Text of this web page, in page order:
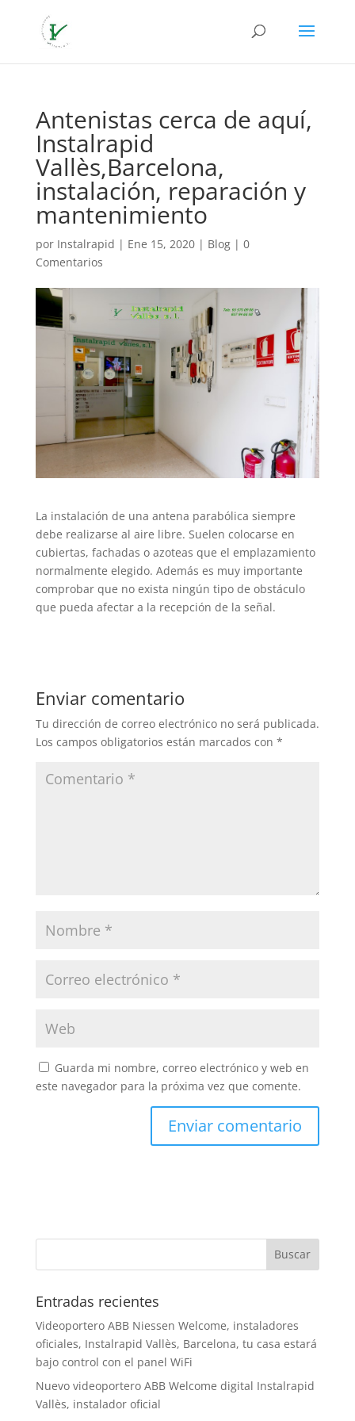
Antenistas cerca de aquí,
Instalrapid
Vallès,Barcelona,
instalación, reparación y
mantenimiento
por Instalrapid | Ene 15, 2020| Blog| 0
Comentarios
La instalación de una antena parabólica siempre
debe realizarse al aire libre. Suelen colocarse en
cubiertas, fachadas o azoteas que el emplazamiento
normalmente elegido. Además es muy importante
comprobar que no exista ningún tipo de obstáculo
que pueda afectar a la recepción de la señal.
Enviar comentario
Tu dirección de correo electrónico no será publicada.
Los campos obligatorios están marcados con *
Guarda mi nombre, correo electrónico y web en
este navegador para la próxima vez que comente.
Entradas recientes
Videoportero ABB Niessen Welcome, instaladores
oficiales, Instalrapid Vallès, Barcelona, tu casa estará
bajo control con el panel WiFi
Nuevo videoportero ABB Welcome digital Instalrapid
Vallès, instalador oficial